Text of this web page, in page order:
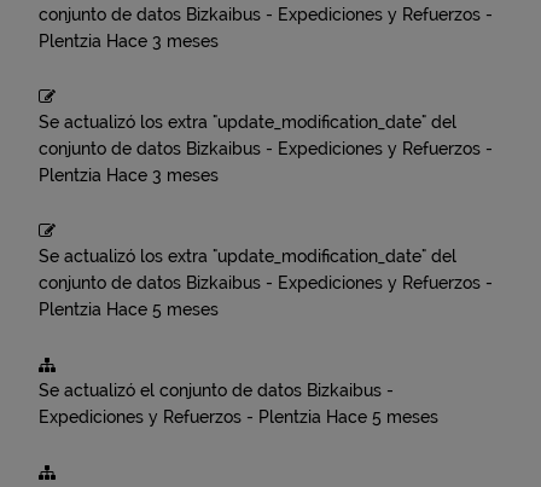
conjunto de datos Bizkaibus - Expediciones y Refuerzos -
Plentzia Hace 3 meses
Se actualizó los extra "update_modification_date" del
conjunto de datos Bizkaibus - Expediciones y Refuerzos -
Plentzia Hace 3 meses
Se actualizó los extra "update_modification_date" del
conjunto de datos Bizkaibus - Expediciones y Refuerzos -
Plentzia Hace 5 meses
Se actualizó el conjunto de datos Bizkaibus -
Expediciones y Refuerzos - Plentzia Hace 5 meses